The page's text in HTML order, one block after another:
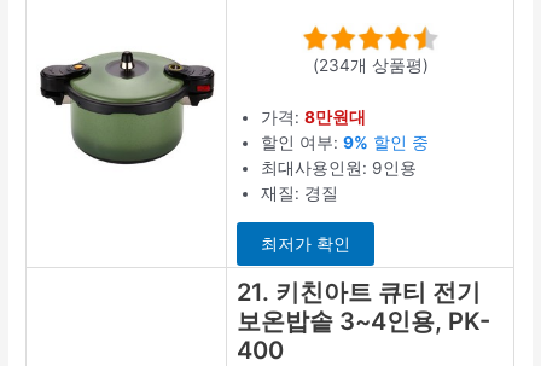
(234개 상품평)
가격:8만원대
할인 여부:9% 할인 중
최대사용인원: 9인용
재질: 경질
최저가 확인
21. 키친아트 큐티 전기
보온밥솥 3~4인용, PK-
400